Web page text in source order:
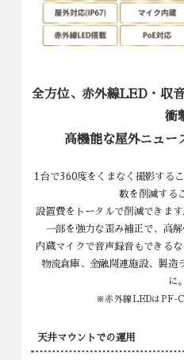
全方位、赤外線LED
高機能な屋外ニ
1台で360度をくまなく撮影
設置費をトータルで削減で
一部を強力な歪み補正で
内蔵マイクで音声録音もで
※赤外線LEDは